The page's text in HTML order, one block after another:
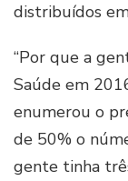
distribuídos
“Por que a
Saúde em
enumerou o
de 50% o
gente tinha